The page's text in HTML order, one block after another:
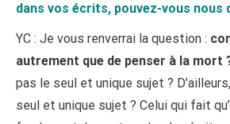
dans vos écrits, pouvez-vous nous
YC : Je vous renverrai la question :
autrement que de penser à la mort
pas le seul et unique sujet ?
seul et unique sujet ? Celui qui fait